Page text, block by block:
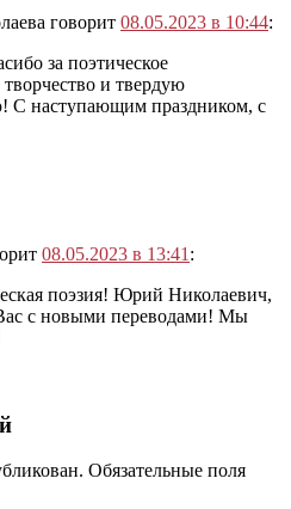
говорит 08.05.2023 в 10:44:
за поэтическое
и твердую
С наступающим праздником, с
08.05.2023 в 13:41 :
поэзия! Юрий Николаевич,
с новыми переводами! Мы
Обязательные поля